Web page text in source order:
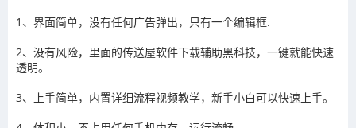
1、界面简单，没有任何广告弹出，只有一个编辑框.
2、没有风险，里面的传送屋软件下载辅助黑科技，一键就能快速
透明。
3、上手简单，内置详细流程视频教学，新手小白可以快速上手。